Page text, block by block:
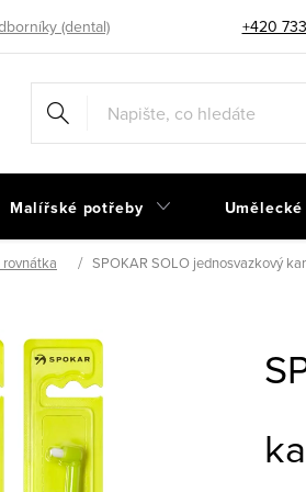
+420
(dental)
Malířské potřeby
SPOKAR SOLO jednosvazkový